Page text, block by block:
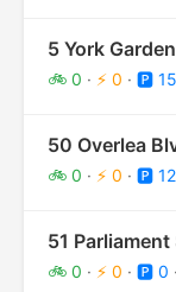
5 York
🚲 0 · ⚡ 0 · 🅿️ 15
50 Overlea
🚲 0 · ⚡ 0 · 🅿️ 12
51 Parliament
🚲 0 · ⚡ 0 · 🅿️ 0 ·